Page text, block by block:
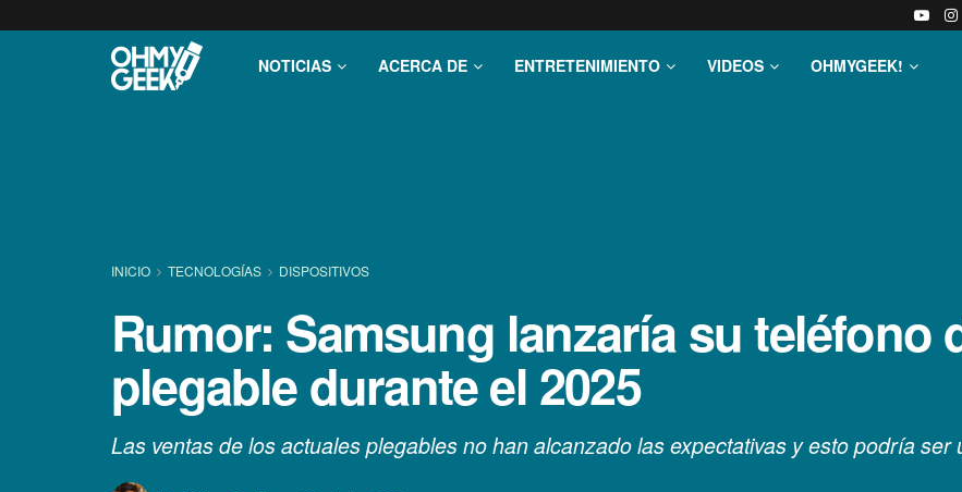
NOTICIAS ACERCA DE ENTRETENIMIENTO VIDEOS OHMYGEEK!
INICIO TECNOLOGÍ­AS DISPOSITIVOS
Rumor: Samsung lanzaría su teléfono
plegable durante el 2025
Las ventas de los actuales plegables no han alcanzado las expectativas y esto podría ser